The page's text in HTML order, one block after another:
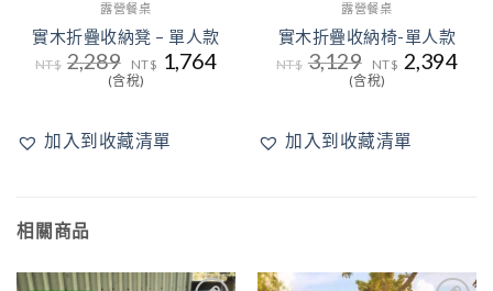
露營餐桌
實木折疊收納凳 – 單人款
NT$ 2,289 原
始
價
NT$ 1,764
(含稅)
加入到收藏清單
露營餐桌
實木折疊收納椅-單人款
NT$ 3,129 原
始
價
NT$ 2,394
(含稅)
加入到收藏清單
相關商品